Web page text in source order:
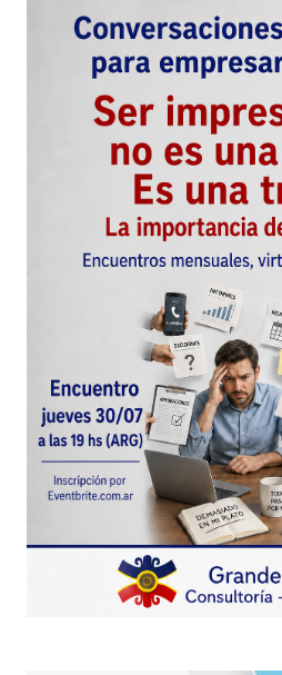
Responder
Maria Jesus, agradezco
comparto contigo. Los
no están lejos sino que
nosotros, el problema es
porque estamos
nuestro sentido común y
paradigmas como para
necesitamos humildad y
permanentemente
conceptos para que se
visibles.
Muchos saludos y
JC
juancarlos
21 noviembre, 2016 at 2:01 pm
Responder